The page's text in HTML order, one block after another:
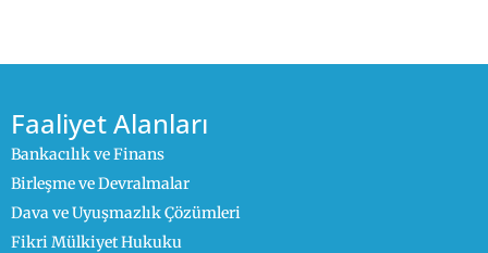
Faaliyet Alanları
Bankacılık ve Finans
Birleşme ve Devralmalar
Dava ve Uyuşmazlık Çözümleri
Fikri Mülkiyet Hukuku